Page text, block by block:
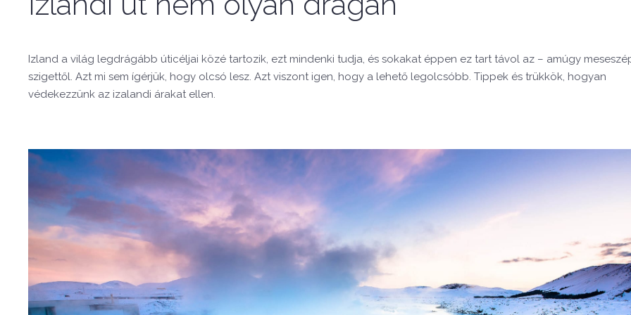
Izland a világ legdrágább úticéljai közé tartozik, ezt mindenki tudja, és sokakat éppen ez tart távol az – amúgy
szigettől. Azt mi sem ígérjük, hogy olcsó lesz. Azt viszont igen, hogy a lehető legolcsóbb. Tippek és trükkök, hogyan
védekezzünk az izalandi árakat ellen.